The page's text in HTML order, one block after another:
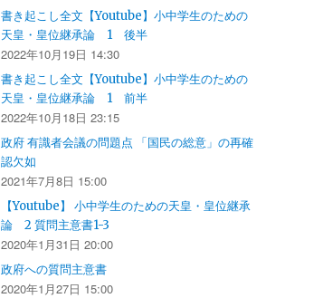
書き起こし全文【Youtube】小中学生のための
天皇・皇位継承論 1 後半
2022年10月19日 14:30
書き起こし全文【Youtube】小中学生のための
天皇・皇位継承論 1 前半
2022年10月18日 23:15
政府 有識者会議の問題点 「国民の総意」の再確
認欠如
2021年7月8日 15:00
【Youtube】 小中学生のための天皇・皇位継承
論 2 質問主意書1-3
2020年1月31日 20:00
政府への質問主意書
2020年1月27日 15:00